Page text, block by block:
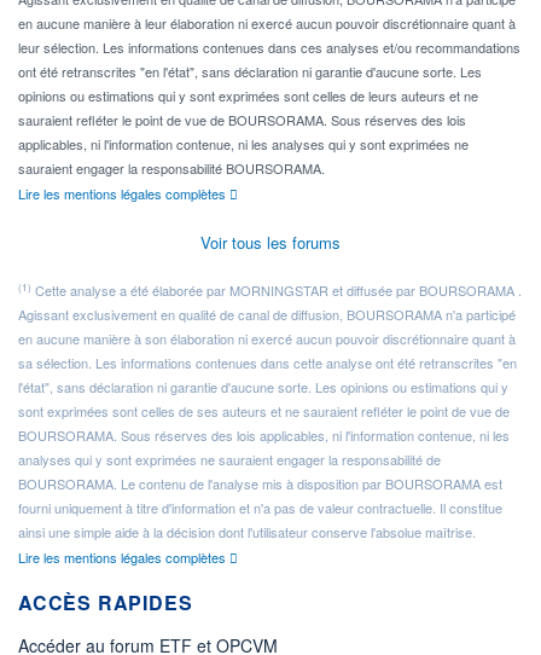
en aucune manière à leur élaboration ni exercé aucun pouvoir discrétionnaire quant à
leur sélection. Les informations contenues dans ces analyses et/ou recommandations
ont été retranscrites "en l'état", sans déclaration ni garantie d'aucune sorte. Les
opinions ou estimations qui y sont exprimées sont celles de leurs auteurs et ne
sauraient refléter le point de vue de BOURSORAMA. Sous réserves des lois
applicables, ni l'information contenue, ni les analyses qui y sont exprimées ne
sauraient engager la responsabilité BOURSORAMA.
Lire les mentions légales complètes
Voir tous les forums
(1) Cette analyse a été élaborée par MORNINGSTAR et diffusée par BOURSORAMA .
Agissant exclusivement en qualité de canal de diffusion, BOURSORAMA n'a participé
en aucune manière à son élaboration ni exercé aucun pouvoir discrétionnaire quant à
sa sélection. Les informations contenues dans cette analyse ont été retranscrites "en
l'état", sans déclaration ni garantie d'aucune sorte. Les opinions ou estimations qui y
sont exprimées sont celles de ses auteurs et ne sauraient refléter le point de vue de
BOURSORAMA. Sous réserves des lois applicables, ni l'information contenue, ni les
analyses qui y sont exprimées ne sauraient engager la responsabilité de
BOURSORAMA. Le contenu de l'analyse mis à disposition par BOURSORAMA est
fourni uniquement à titre d'information et n'a pas de valeur contractuelle. Il constitue
ainsi une simple aide à la décision dont l'utilisateur conserve l'absolue maîtrise.
Lire les mentions légales complètes
ACCÈS RAPIDES
Accéder au forum ETF et OPCVM